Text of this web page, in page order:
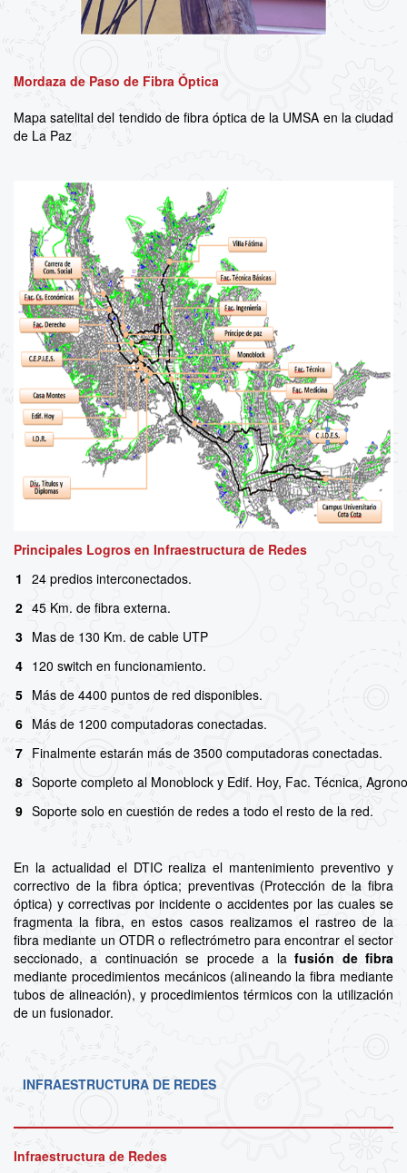
Mordaza de Paso de Fibra Óptica
Mapa satelital del tendido de fibra óptica de la UMSA en la ciudad
de La Paz
Principales Logros en Infraestructura de Redes
1 24 predios interconectados.
2 45 Km. de fibra externa.
3 Mas de 130 Km. de cable UTP
4 120 switch en funcionamiento.
5 Más de 4400 puntos de red disponibles.
6 Más de 1200 computadoras conectadas.
7 Finalmente estarán más de 3500 computadoras conectadas.
8 Soporte completo al Monoblock y Edif. Hoy, Fac. Técnica,
9 Soporte solo en cuestión de redes a todo el resto de la red.
En la actualidad el DTIC realiza el mantenimiento preventivo y
correctivo de la fibra óptica; preventivas (Protección de la fibra
óptica) y correctivas por incidente o accidentes por las cuales se
fragmenta la fibra, en estos casos realizamos el rastreo de la
fibra mediante un OTDR o reflectrómetro para encontrar el sector
seccionado, a continuación se procede a lafusión de fibra
mediante procedimientos mecánicos (alineando la fibra mediante
tubos de alineación), y procedimientos térmicos con la utilización
de un fusionador.
INFRAESTRUCTURA DE REDES
Infraestructura de Redes